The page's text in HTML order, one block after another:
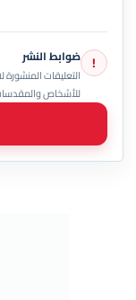
! ضوابط النشر
التعليقات المنشورة
للأشخاص